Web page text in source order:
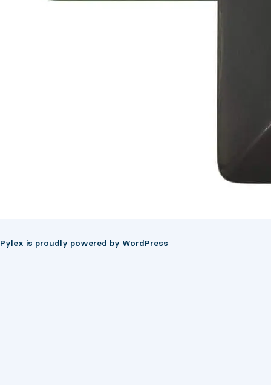
Pylex is proudly powered by WordPress